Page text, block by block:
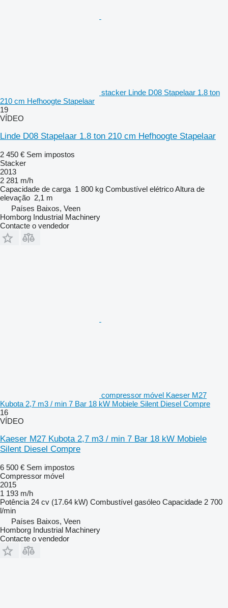
stacker Linde D08 Stapelaar 1.8 ton
210 cm Hefhoogte Stapelaar
19
VÍDEO
Linde D08 Stapelaar 1.8 ton 210 cm Hefhoogte Stapelaar
2 450 € Sem impostos
Stacker
2013
2 281 m/h
Capacidade de carga 1 800 kg Combustível elétricoAltura de
elevação 2,1 m
Países Baixos, Veen
Homborg Industrial Machinery
Contacte o vendedor
compressor móvel Kaeser M27
Kubota 2,7 m3 / min 7 Bar 18 kW Mobiele Silent Diesel Compre
16
VÍDEO
Kaeser M27 Kubota 2,7 m3 / min 7 Bar 18 kW Mobiele
Silent Diesel Compre
6 500 € Sem impostos
Compressor móvel
2015
1 193 m/h
Potência 24 cv (17.64 kW) Combustível gasóleo Capacidade 2 700
l/min
Países Baixos, Veen
Homborg Industrial Machinery
Contacte o vendedor